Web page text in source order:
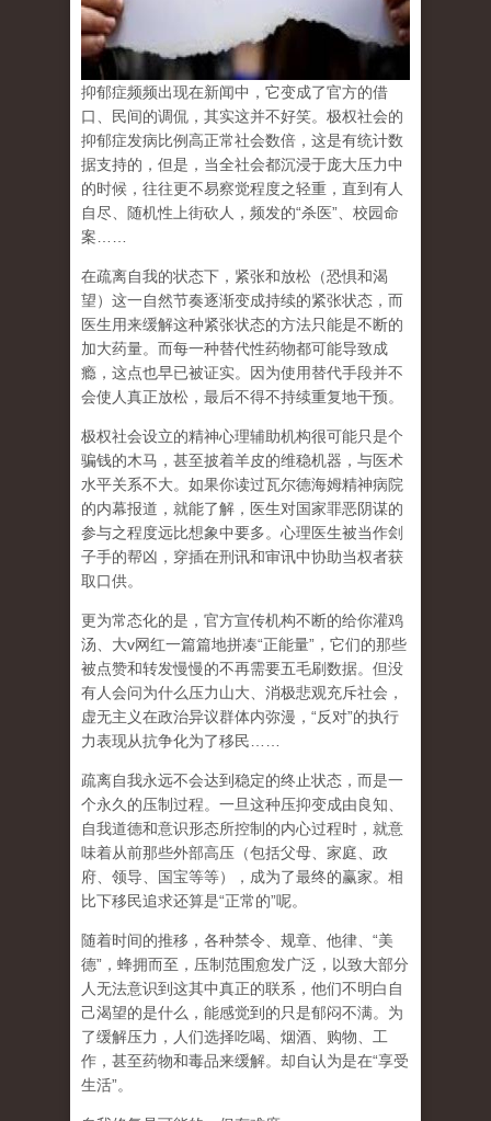
抑郁症频频出现在新闻中，它变成了官方的借
口、民间的调侃，其实这并不好笑。极权社会的
抑郁症发病比例高正常社会数倍，这是有统计数
据支持的，但是，当全社会都沉浸于庞大压力中
的时候，往往更不易察觉程度之轻重，直到有人
自尽、随机性上街砍人，频发的“杀医” 、校园命
案
在疏离自我的状态下，紧张和放松（恐惧和渴
望）这一自然节奏逐渐变成持续的紧张状态，而
医生用来缓解这种紧张状态的方法只能是不断的
加大药量。而每一种替代性药物都可能导致成
瘾，这点也早已被证实。因为使用替代手段并不
会使人真正放松，最后不得不持续重复地干预。
极权社会设立的精神心理辅助机构很可能只是个
骗钱的木马，甚至披着羊皮的维稳机器，与医术
水平关系不大。如果你读过瓦尔德海姆精神病院
的内幕报道，就能了解，医生对国家罪恶阴谋的
参与之程度远比想象中要多。心理医生被当作刽
子手的帮凶，穿插在刑讯和审讯中协助当权者获
取口供。
更为常态化的是，官方宣传机构不断的给你灌鸡
汤、大v网红一篇篇地拼凑“正能量” ，它们的那些
被点赞和转发慢慢的不再需要五毛刷数据。但没
有人会问为什么压力山大、消极悲观充斥社会，
虚无主义在政治异议群体内弥漫， “反对”的执行
力表现从抗争化为了移民
疏离自我永远不会达到稳定的终止状态，而是一
个永久的压制过程。一旦这种压抑变成由良知、
自我道德和意识形态所控制的内心过程时，就意
味着从前那些外部高压（包括父母、家庭、政
府、领导、国宝等等），成为了最终的赢家。相
比下移民追求还算是“正常的”呢。
随着时间的推移，各种禁令、规章、他律、 “美
德” ，蜂拥而至，压制范围愈发广泛，以致大部分
人无法意识到这其中真正的联系，他们不明白自
己渴望的是什么，能感觉到的只是郁闷不满。为
了缓解压力，人们选择吃喝、烟酒、购物、工
作，甚至药物和毒品来缓解。却自认为是在“享受
生活”。